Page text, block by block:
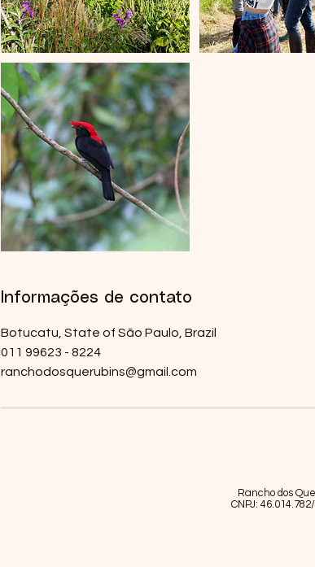
Informações de contato
Botucatu, State of São Paulo, Brazil
011 99623 - 8224
ranchodosquerubins@gmail.com
Rancho dos
CNPJ: